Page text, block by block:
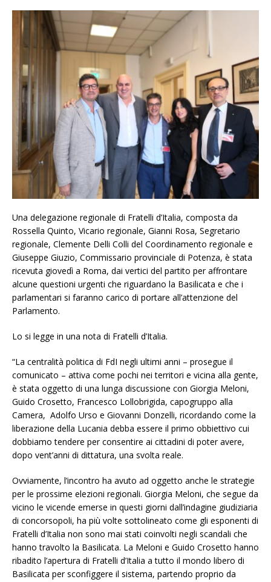
Una delegazione regionale di Fratelli d’Italia, composta da
Rossella Quinto, Vicario regionale, Gianni Rosa, Segretario
regionale, Clemente Delli Colli del Coordinamento regionale e
Giuseppe Giuzio, Commissario provinciale di Potenza, è stata
ricevuta giovedì a Roma, dai vertici del partito per affrontare
alcune questioni urgenti che riguardano la Basilicata e che i
parlamentari si faranno carico di portare all’attenzione del
Parlamento.
Lo si legge in una nota di Fratelli d’Italia.
“La centralità politica di FdI negli ultimi anni – prosegue il
comunicato – attiva come pochi nei territori e vicina alla gente,
è stata oggetto di una lunga discussione con Giorgia Meloni,
Guido Crosetto, Francesco Lollobrigida, capogruppo alla
Camera, Adolfo Urso e Giovanni Donzelli, ricordando come la
liberazione della Lucania debba essere il primo obbiettivo cui
dobbiamo tendere per consentire ai cittadini di poter avere,
dopo vent’anni di dittatura, una svolta reale.
Ovviamente, l’incontro ha avuto ad oggetto anche le strategie
per le prossime elezioni regionali. Giorgia Meloni, che segue da
vicino le vicende emerse in questi giorni dall’indagine giudiziaria
di concorsopoli, ha più volte sottolineato come gli esponenti di
Fratelli d’Italia non sono mai stati coinvolti negli scandali che
hanno travolto la Basilicata. La Meloni e Guido Crosetto hanno
ribadito l’apertura di Fratelli d’Italia a tutto il mondo libero di
Basilicata per sconfiggere il sistema, partendo proprio da